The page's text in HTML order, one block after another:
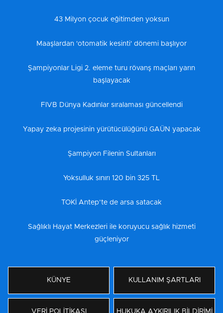
43 Milyon çocuk eğitimden yoksun
Maaşlardan 'otomatik kesinti' dönemi başlıyor
Şampiyonlar Ligi 2. eleme turu rövanş maçları yarın
başlayacak
FIVB Dünya Kadınlar sıralaması güncellendi
Yapay zeka projesinin yürütücülüğünü GAÜN yapacak
Şampiyon Filenin Sultanları
Yoksulluk sınırı 120 bin 325 TL
TOKİ Antep’te de arsa satacak
Sağlıklı Hayat Merkezleri ile koruyucu sağlık hizmeti
güçleniyor
KÜNYE KULLANIM ŞARTLARI
VERİ POLİTİKASI HUKUKA AYKIRILIK BİLDİRİMİ